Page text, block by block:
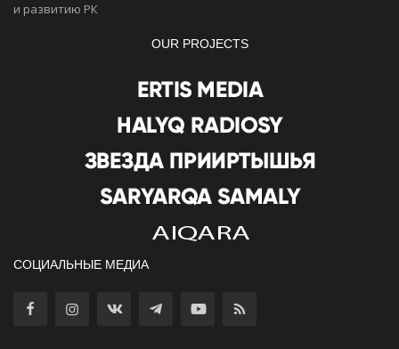
и развитию РК
OUR PROJECTS
СОЦИАЛЬНЫЕ МЕДИА